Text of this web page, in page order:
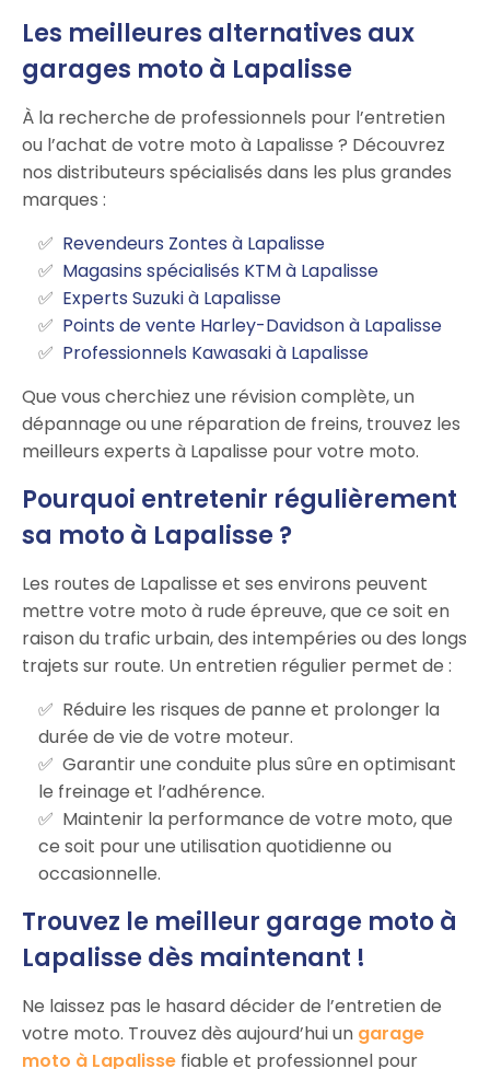
Les meilleures alternatives aux
garages moto à Lapalisse
À la recherche de professionnels pour l’entretien
ou l’achat de votre moto à Lapalisse ? Découvrez
nos distributeurs spécialisés dans les plus grandes
marques :
Revendeurs Zontes à Lapalisse
Magasins spécialisés KTM à Lapalisse
Experts Suzuki à Lapalisse
Points de vente Harley-Davidson à Lapalisse
Professionnels Kawasaki à Lapalisse
Que vous cherchiez une révision complète, un
dépannage ou une réparation de freins, trouvez les
meilleurs experts à Lapalisse pour votre moto.
Pourquoi entretenir régulièrement
sa moto à Lapalisse ?
Les routes de Lapalisse et ses environs peuvent
mettre votre moto à rude épreuve, que ce soit en
raison du trafic urbain, des intempéries ou des longs
trajets sur route. Un entretien régulier permet de :
Réduire les risques de panne et prolonger la
durée de vie de votre moteur.
Garantir une conduite plus sûre en optimisant
le freinage et l’adhérence.
Maintenir la performance de votre moto, que
ce soit pour une utilisation quotidienne ou
occasionnelle.
Trouvez le meilleur garage moto à
Lapalisse dès maintenant !
Ne laissez pas le hasard décider de l’entretien de
votre moto. Trouvez dès aujourd’hui un garage
moto à Lapalisse fiable et professionnel pour